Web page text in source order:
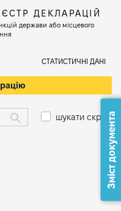
ДЕКЛАРАЦІЙ
держави або місцевого
СТАТИСТИЧНІ ДАНІ
шукати скрізьЗміст документа